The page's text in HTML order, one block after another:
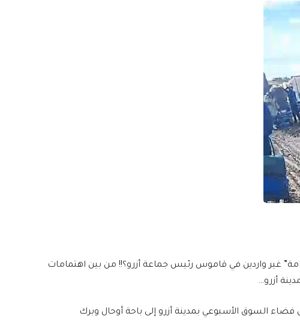
غير واردين في قاموس رئيس جماعة أزرو؟!! من بين اهتمامات
أزرو…
السوق الأسبوعي بمدينة أزرو إلى باحة أوحال وبرك